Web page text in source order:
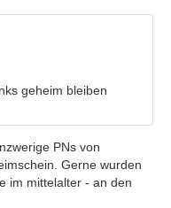
geheim bleiben
PNs von
Gerne wurden
im mittelalter - an den